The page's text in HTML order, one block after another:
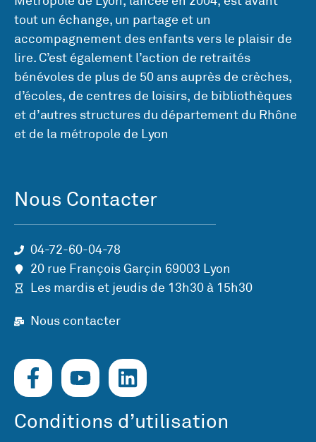
tout un échange, un partage et un
accompagnement des enfants vers le plaisir de
lire. C’est également l’action de retraités
bénévoles de plus de 50 ans auprès de crèches,
d’écoles, de centres de loisirs, de bibliothèques
et d’autres structures du département du Rhône
et de la métropole de Lyon
Nous Contacter
04-72-60-04-78
20 rue François Garçin 69003 Lyon
Les mardis et jeudis de 13h30 à 15h30
Nous contacter
Conditions d’utilisation